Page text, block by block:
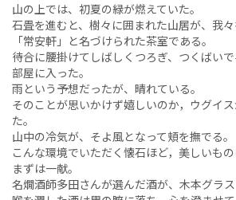
山の上では、初夏の緑が燃えていた。
石畳を進むと、樹々に囲まれた山居が、我
「常安軒」と名づけられた茶室である。
待合に腰掛けてしばしくつろぎ、つくばい
部屋に入った。
雨という予想だったが、晴れている。
そのことが思いかけず嬉しいのか，ウグイ
た。
山中の冷気が、そよ風となって頬を撫でる。
こんな環境でいただく懐石ほど，美しいもの
まずは一献。
名燗酒師多田さんが選んだ酒が、木本グラス